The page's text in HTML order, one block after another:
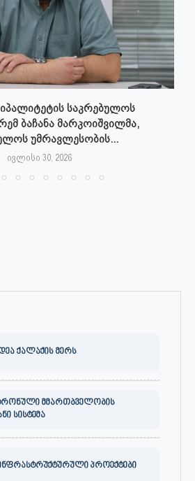
საკრებულოს
ბაჩანა მარკოიშვილმა,
უმრავლესობის...
ივლისი 30, 2026
ქალაქის მერს
მმართბველობის
სისტემა
პროექტები